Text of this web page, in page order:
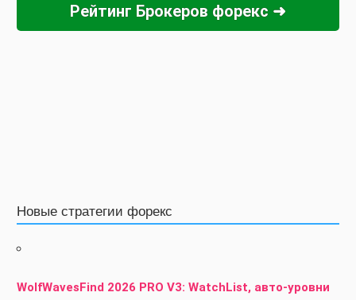
Рейтинг Брокеров форекс ➜
Новые стратегии форекс
WolfWavesFind 2026 PRO V3: WatchList, авто-уровни